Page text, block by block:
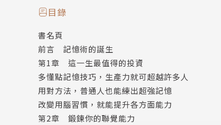
大腦記憶不是單一的功能，而是和你如何學習、
．把大腦不擅長記憶的文字與數字，轉化為大腦
．具體名詞比抽象名詞好記；動態畫面比靜態畫
．短期記憶會秒退，把內容意義化、群組化才容
．理解文字的意義，也要理解文字背後要傳達的情
．讓生活充滿值得記憶的事，記憶力、創造力、
目錄
書名頁
前言 記憶術的誕生
第1章 這一生最值得的投資
多懂點記憶技巧，生產力就可超越許多人
用對方法，普通人也能練出超強記憶
改變用腦習慣，就能提升各方面能力
第2章 鍛鍊你的聯覺能力